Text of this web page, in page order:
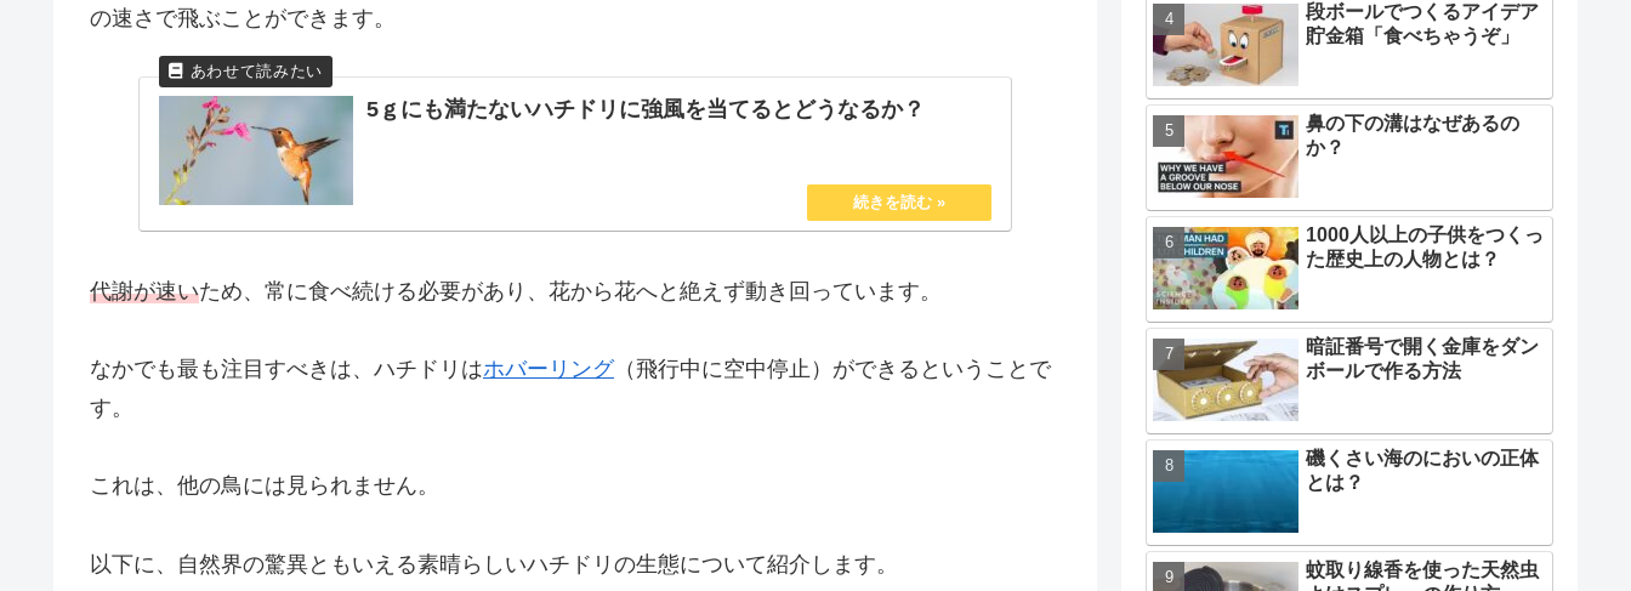
の速さで飛ぶことができます。
5ｇにも満たないハチドリに強風を当てるとどうなるか？
代謝が速いため、常に食べ続ける必要があり、花から花へと絶えず動き回っています。
なかでも最も注目すべきは、ハチドリはホバーリング（飛行中に空中停止）ができるということで
す。
これは、他の鳥には見られません。
以下に、自然界の驚異ともいえる素晴らしいハチドリの生態について紹介します。
段ボールでつくるアイデア
貯金箱「食べちゃうぞ」
鼻の下の溝はなぜあるの
か？
1000人以上の子供をつくっ
た歴史上の人物とは？
暗証番号で開く金庫をダン
ボールで作る方法
磯くさい海のにおいの正体
とは？
蚊取り線香を使った天然虫